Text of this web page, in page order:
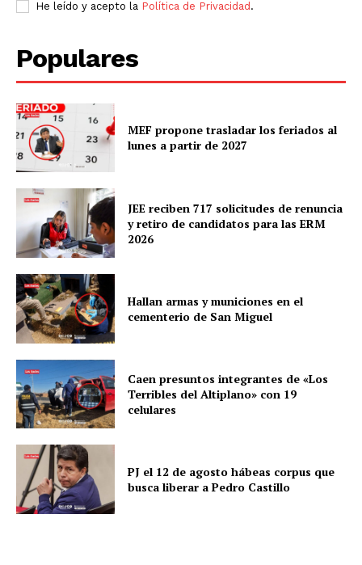
SUSCRIBETE
Diario los Andes
Nosotros
Contacto
Prensa
He leído y acepto la Política de Privacidad.
Populares
MEF propone trasladar los feriados al
lunes a partir de 2027
JEE reciben 717 solicitudes de renuncia
y retiro de candidatos para las ERM
2026
Hallan armas y municiones en el
cementerio de San Miguel
Caen presuntos integrantes de «Los
Terribles del Altiplano» con 19
celulares
PJ el 12 de agosto hábeas corpus que
busca liberar a Pedro Castillo